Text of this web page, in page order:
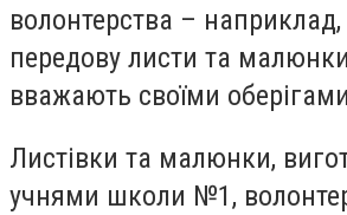
волонтерства –
передову листи та
вважають своїми
Листівки та малюнки,
учнями школи №1,